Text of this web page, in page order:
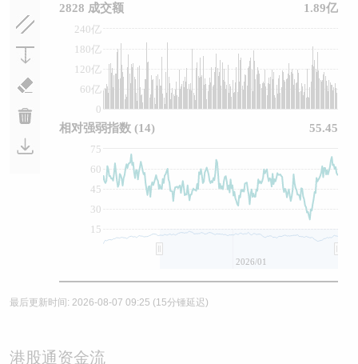
0
60亿
120亿
180亿
240亿
75
15
30
45
60
2026/01
2828 成交额 1.89亿
相对强弱指数 (14) 55.45
最后更新时间: 2026-08-07 09:25 (15分锺延迟)
港股通资金流